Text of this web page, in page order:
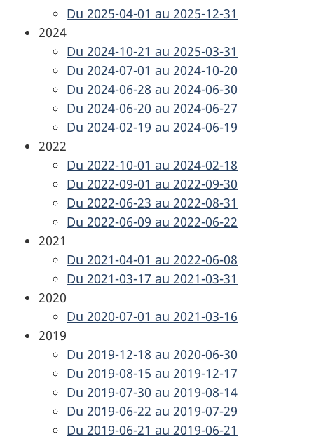
Du 2025-04-01 au 2025-12-31
2024
Du 2024-10-21 au 2025-03-31
Du 2024-07-01 au 2024-10-20
Du 2024-06-28 au 2024-06-30
Du 2024-06-20 au 2024-06-27
Du 2024-02-19 au 2024-06-19
2022
Du 2022-10-01 au 2024-02-18
Du 2022-09-01 au 2022-09-30
Du 2022-06-23 au 2022-08-31
Du 2022-06-09 au 2022-06-22
2021
Du 2021-04-01 au 2022-06-08
Du 2021-03-17 au 2021-03-31
2020
Du 2020-07-01 au 2021-03-16
2019
Du 2019-12-18 au 2020-06-30
Du 2019-08-15 au 2019-12-17
Du 2019-07-30 au 2019-08-14
Du 2019-06-22 au 2019-07-29
Du 2019-06-21 au 2019-06-21